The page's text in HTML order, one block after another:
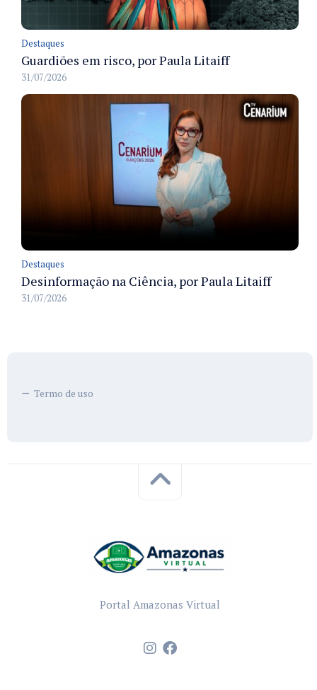
Destaques
Guardiões em risco, por Paula Litaiff
31/07/2026
Destaques
Desinformação na Ciência, por Paula Litaiff
31/07/2026
Termo de uso
Portal Amazonas Virtual